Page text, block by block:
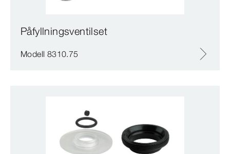
Påfyllningsventilset
Modell 8310.75